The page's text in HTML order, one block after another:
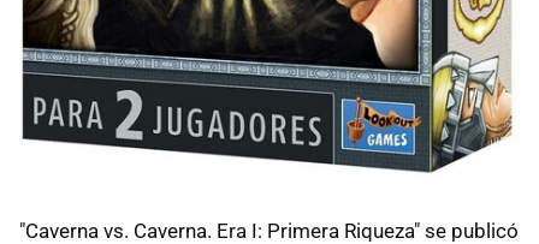
"Caverna vs. Caverna. Era I: Primera Riqueza" se publicó